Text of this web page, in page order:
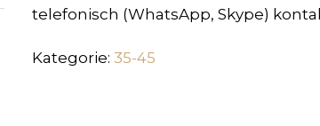
telefonisch (WhatsApp, Skype)
Kategorie: 35-45